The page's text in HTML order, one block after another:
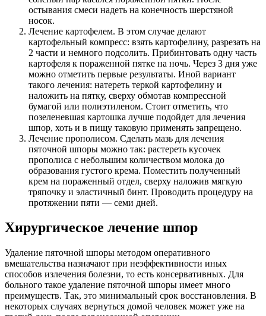
остывания смеси надеть на конечность шерстяной
носок.
Лечение картофелем. В этом случае делают
картофельный компресс: взять картофелину, разрезать на
2 части и немного подсолить. Прибинтовать одну часть
картофеля к пораженной пятке на ночь. Через 3 дня уже
можно отметить первые результаты. Иной вариант
такого лечения: натереть теркой картофелину и
наложить на пятку, сверху обмотав компрессной
бумагой или полиэтиленом. Стоит отметить, что
позеленевшая картошка лучше подойдет для лечения
шпор, хоть и в пищу таковую применять запрещено.
Лечение прополисом. Сделать мазь для лечения
пяточной шпоры можно так: растереть кусочек
прополиса с небольшим количеством молока до
образования густого крема. Поместить полученный
крем на пораженный отдел, сверху наложив мягкую
тряпочку и эластичный бинт. Проводить процедуру на
протяжении пяти — семи дней.
Хирургическое лечение шпор
Удаление пяточной шпоры методом оперативного
вмешательства назначают при неэффективности иных
способов излечения болезни, то есть консервативных. Для
больного такое удаление пяточной шпоры имеет много
преимуществ. Так, это минимальный срок восстановления. В
некоторых случаях вернуться домой человек может уже на